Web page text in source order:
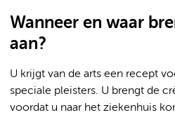
Wanneer en waar
aan?
U krijgt van de arts een recept
speciale pleisters. U brengt de
voordat u naar het ziekenhuis